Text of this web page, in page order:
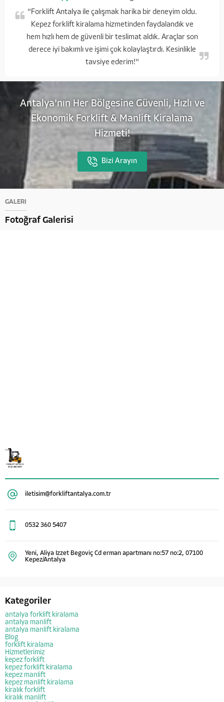
"Forklift Antalya ile çalışmak harika bir deneyim oldu.
Kepez forklift kiralama hizmetinden faydalandık ve
hem hızlı hem de güvenli bir teslimat aldık. Araçlar son
derece iyi bakımlı ve işimi çok kolaylaştırdı. Kesinlikle
tavsiye ederim!"
Antalya'nın Her Bölgesine Güvenli, Hızlı ve
Ekonomik Forklift & Manlift Kiralama
Hizmeti!
Bizi Arayın
GALERİ
Fotoğraf Galerisi
iletisim@forkliftantalya.com.tr
0532 360 5407
Yeni, Aliya Izzet Begoviç Cd erman apartmanı no:57 no:2, 07100
Kepez/Antalya
Kategoriler
antalya forklift kiralama
antalya manlift
antalya manlift kiralama
Blog
forklift kiralama
Hizmetlerimiz
kepez forklift
kepez forklift kiralama
kepez manlift
kepez manlift kiralama
kiralık forklift
kiralık manlift